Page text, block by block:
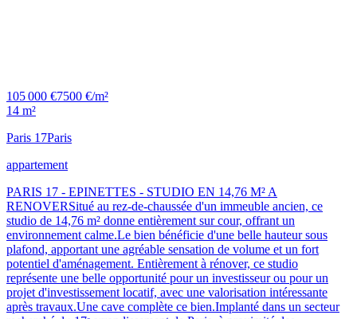
105 000 €7500 €/m²
14 m²
Paris 17Paris
appartement
PARIS 17 - EPINETTES - STUDIO EN 14,76 M² A
RENOVERSitué au rez-de-chaussée d'un immeuble ancien, ce
studio de 14,76 m² donne entièrement sur cour, offrant un
environnement calme.Le bien bénéficie d'une belle hauteur sous
plafond, apportant une agréable sensation de volume et un fort
potentiel d'aménagement. Entièrement à rénover, ce studio
représente une belle opportunité pour un investisseur ou pour un
projet d'investissement locatif, avec une valorisation intéressante
après travaux.Une cave complète ce bien.Implanté dans un secteur